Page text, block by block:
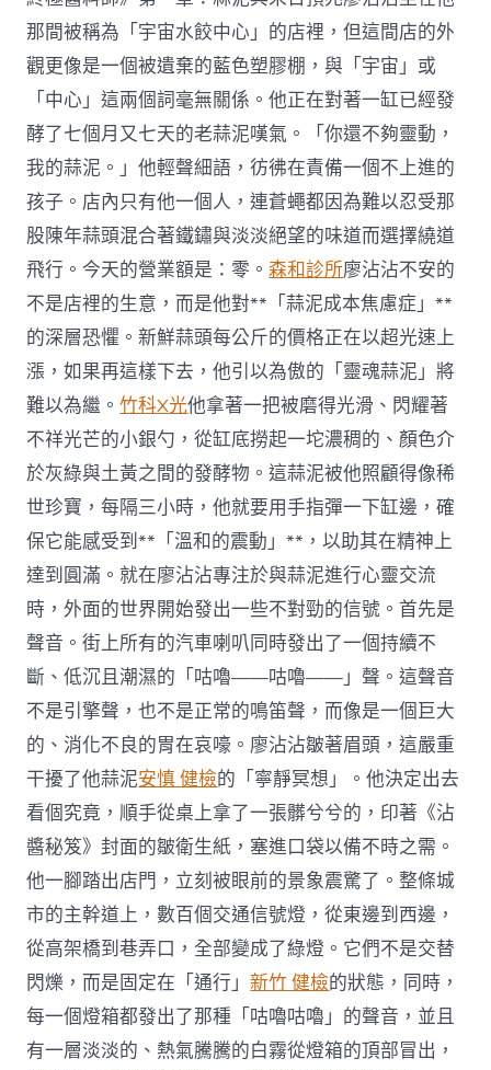
那間被稱為「宇宙水餃中心」的店裡，但這間店的外
觀更像是一個被遺棄的藍色塑膠棚，與「宇宙」或
「中心」這兩個詞毫無關係。他正在對著一缸已經發
酵了七個月又七天的老蒜泥嘆氣。「你還不夠靈動，
我的蒜泥。」他輕聲細語，彷彿在責備一個不上進的
孩子。店內只有他一個人，連蒼蠅都因為難以忍受那
股陳年蒜頭混合著鐵鏽與淡淡絕望的味道而選擇繞道
飛行。今天的營業額是：零。森和診所廖沾沾不安的
不是店裡的生意，而是他對**「蒜泥成本焦慮症」**
的深層恐懼。新鮮蒜頭每公斤的價格正在以超光速上
漲，如果再這樣下去，他引以為傲的「靈魂蒜泥」將
難以為繼。竹科X光他拿著一把被磨得光滑、閃耀著
不祥光芒的小銀勺，從缸底撈起一坨濃稠的、顏色介
於灰綠與土黃之間的發酵物。這蒜泥被他照顧得像稀
世珍寶，每隔三小時，他就要用手指彈一下缸邊，確
保它能感受到**「溫和的震動」**，以助其在精神上
達到圓滿。就在廖沾沾專注於與蒜泥進行心靈交流
時，外面的世界開始發出一些不對勁的信號。首先是
聲音。街上所有的汽車喇叭同時發出了一個持續不
斷、低沉且潮濕的「咕嚕——咕嚕——」聲。這聲音
不是引擎聲，也不是正常的鳴笛聲，而像是一個巨大
的、消化不良的胃在哀嚎。廖沾沾皺著眉頭，這嚴重
干擾了他蒜泥安慎 健檢的「寧靜冥想」。他決定出去
看個究竟，順手從桌上拿了一張髒兮兮的，印著《沾
醬秘笈》封面的皺衛生紙，塞進口袋以備不時之需。
他一腳踏出店門，立刻被眼前的景象震驚了。整條城
市的主幹道上，數百個交通信號燈，從東邊到西邊，
從高架橋到巷弄口，全部變成了綠燈。它們不是交替
閃爍，而是固定在「通行」新竹 健檢的狀態，同時，
每一個燈箱都發出了那種「咕嚕咕嚕」的聲音，並且
有一層淡淡的、熱氣騰騰的白霧從燈箱的頂部冒出，